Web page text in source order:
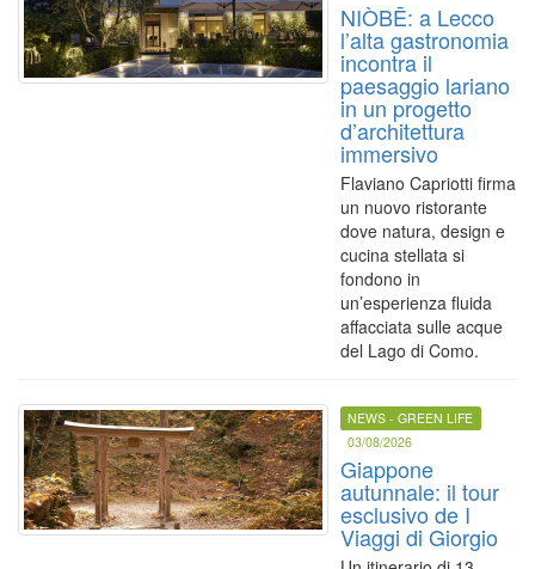
NIÒBĒ: a Lecco
l’alta gastronomia
incontra il
paesaggio lariano
in un progetto
d’architettura
immersivo
Flaviano Capriotti firma
un nuovo ristorante
dove natura, design e
cucina stellata si
fondono in
un’esperienza fluida
affacciata sulle acque
del Lago di Como.
NEWS - GREEN LIFE
03/08/2026
Giappone
autunnale: il tour
esclusivo de I
Viaggi di Giorgio